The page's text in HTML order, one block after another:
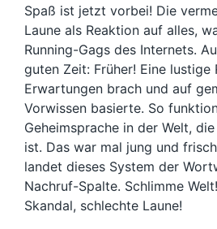
Spaß ist jetzt vorbei! Die
Laune als Reaktion auf alles,
Running-Gags des Internets.
guten Zeit: Früher! Eine lustige
Erwartungen brach und auf
Vorwissen basierte. So
Geheimsprache in der Welt,
ist. Das war mal jung und
landet dieses System der
Nachruf-Spalte. Schlimme
Skandal, schlechte Laune!